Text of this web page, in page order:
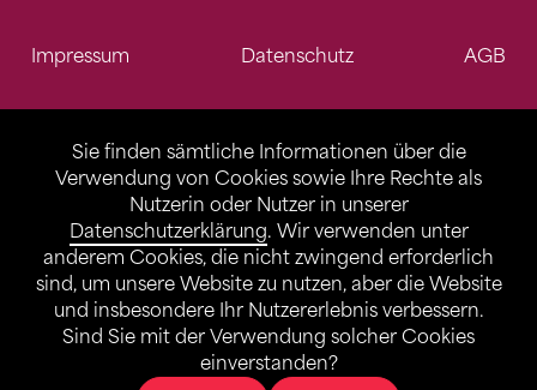
Sie finden sämtliche Informationen über die
Verwendung von Cookies sowie Ihre Rechte als
Nutzerin oder Nutzer in unserer
Datenschutzerklärung. Wir verwenden unter
anderem Cookies, die nicht zwingend erforderlich
sind, um unsere Website zu nutzen, aber die Website
und insbesondere Ihr Nutzererlebnis verbessern.
Sind Sie mit der Verwendung solcher Cookies
einverstanden?
Impressum Datenschutz AGB